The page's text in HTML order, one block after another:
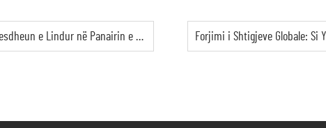
e Mobilieve të Jashtëm të Jeddahut